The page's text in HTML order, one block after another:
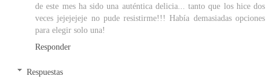
de este mes ha sido una auténtica delicia... tanto que los hice dos
veces jejejejeje no pude resistirme!!! Había demasiadas opciones
para elegir solo una!
Responder
Respuestas